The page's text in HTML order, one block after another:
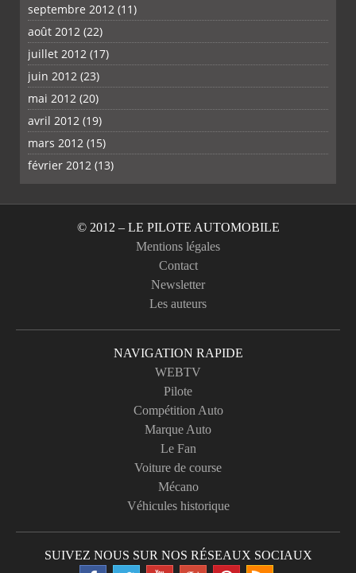
septembre 2012 (11)
août 2012 (22)
juillet 2012 (17)
juin 2012 (23)
mai 2012 (20)
avril 2012 (19)
mars 2012 (15)
février 2012 (13)
© 2012 – LE PILOTE AUTOMOBILE
Mentions légales
Contact
Newsletter
Les auteurs
NAVIGATION RAPIDE
WEBTV
Pilote
Compétition Auto
Marque Auto
Le Fan
Voiture de course
Mécano
Véhicules historique
SUIVEZ NOUS SUR NOS RÉSEAUX SOCIAUX